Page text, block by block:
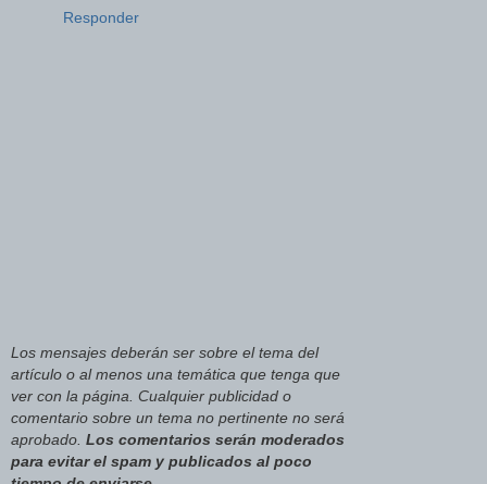
Responder
Los mensajes deberán ser sobre el tema del
artículo o al menos una temática que tenga que
ver con la página. Cualquier publicidad o
comentario sobre un tema no pertinente no será
aprobado. Los comentarios serán moderados
para evitar el spam y publicados al poco